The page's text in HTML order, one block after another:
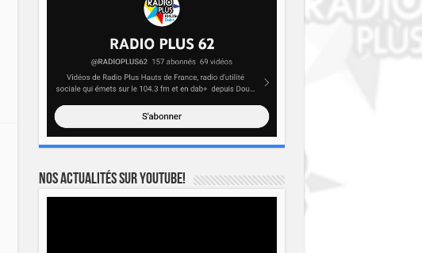
Nos actualités sur YOUTUBE!